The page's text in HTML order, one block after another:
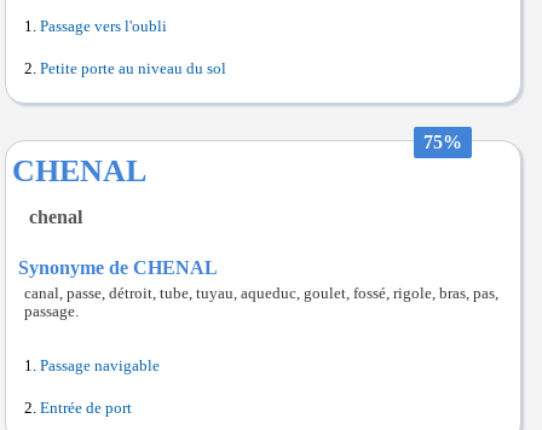
Passage vers l'oubli
Petite porte au niveau du sol
75%
CHENAL
chenal
Synonyme de CHENAL
canal, passe, détroit, tube, tuyau, aqueduc, goulet, fossé, rigole, bras, pas,
passage.
Passage navigable
Entrée de port